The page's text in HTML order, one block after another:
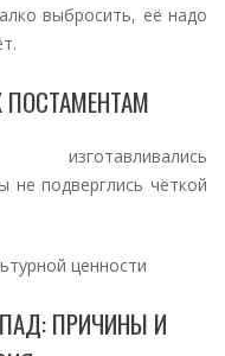
выбросить, её надо
не подверглись чёткой
ценности
ПРИЧИНЫ И